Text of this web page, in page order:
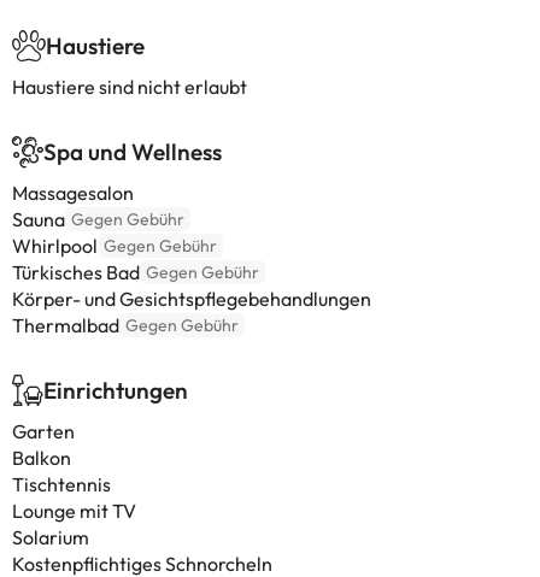
Haustiere
Haustiere sind nicht erlaubt
Spa und Wellness
Massagesalon
Sauna Gegen Gebühr
Whirlpool Gegen Gebühr
Türkisches Bad Gegen Gebühr
Körper- und Gesichtspflegebehandlungen
Thermalbad Gegen Gebühr
Einrichtungen
Garten
Balkon
Tischtennis
Lounge mit TV
Solarium
Kostenpflichtiges Schnorcheln